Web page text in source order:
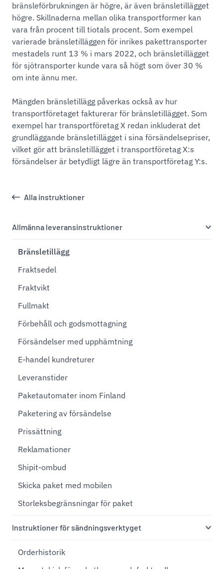
Alla instruktioner
Allmänna leveransinstruktioner
Bränsletillägg
Fraktsedel
Fraktvikt
Fullmakt
Förbehåll och godsmottagning
Försändelser med upphämtning
E-handel kundreturer
Leveranstider
Paketautomater inom Finland
Paketering av försändelse
Prissättning
Reklamationer
Shipit-ombud
Skicka paket med mobilen
Storleksbegränsningar för paket
Instruktioner för sändningsverktyget
Orderhistorik
bränsleförbrukningen är högre, är även bränsletillägget
högre. Skillnaderna mellan olika transportformer kan
vara från procent till tiotals procent. Som exempel
varierade bränsletilläggen för inrikes pakettransporter
mestadels runt 13 % i mars 2022, och bränsletillägget
för sjötransporter kunde vara så högt som över 30 %
om inte ännu mer.
Mängden bränsletillägg påverkas också av hur
transportföretaget fakturerar för bränsletillägget. Som
exempel har transportföretag X redan inkluderat det
grundläggande bränsletillägget i sina försändelsepriser,
vilket gör att bränsletillägget i transportföretag X:s
försändelser är betydligt lägre än transportföretag Y:s.